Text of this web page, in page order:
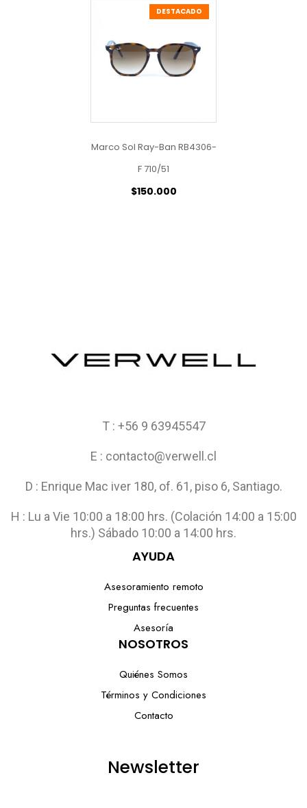
DESTACADO
Marco Sol Ray-Ban RB4306-
F 710/51
$150.000
T : +56 9 63945547
E : contacto@verwell.cl
D : Enrique Mac iver 180, of. 61, piso 6, Santiago.
H : Lu a Vie 10:00 a 18:00 hrs. (Colación 14:00 a 15:00
hrs.) Sábado 10:00 a 14:00 hrs.
AYUDA
Asesoramiento remoto
Preguntas frecuentes
Asesoría
NOSOTROS
Quiénes Somos
Términos y Condiciones
Contacto
Newsletter